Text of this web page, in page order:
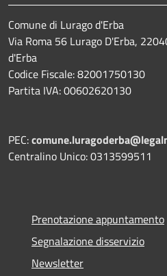
Comune di Lurago d'Erba
Via Roma 56 Lurago D'Erba,
d'Erba
Codice Fiscale: 82001750130
Partita IVA: 00602620130
PEC:
Centralino Unico: 0313599511
Prenotazione appuntamento
Segnalazione disservizio
Newsletter